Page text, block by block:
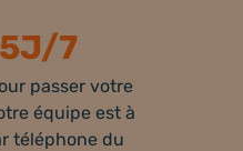
5J/7
passer votre
équipe est à
téléphone du